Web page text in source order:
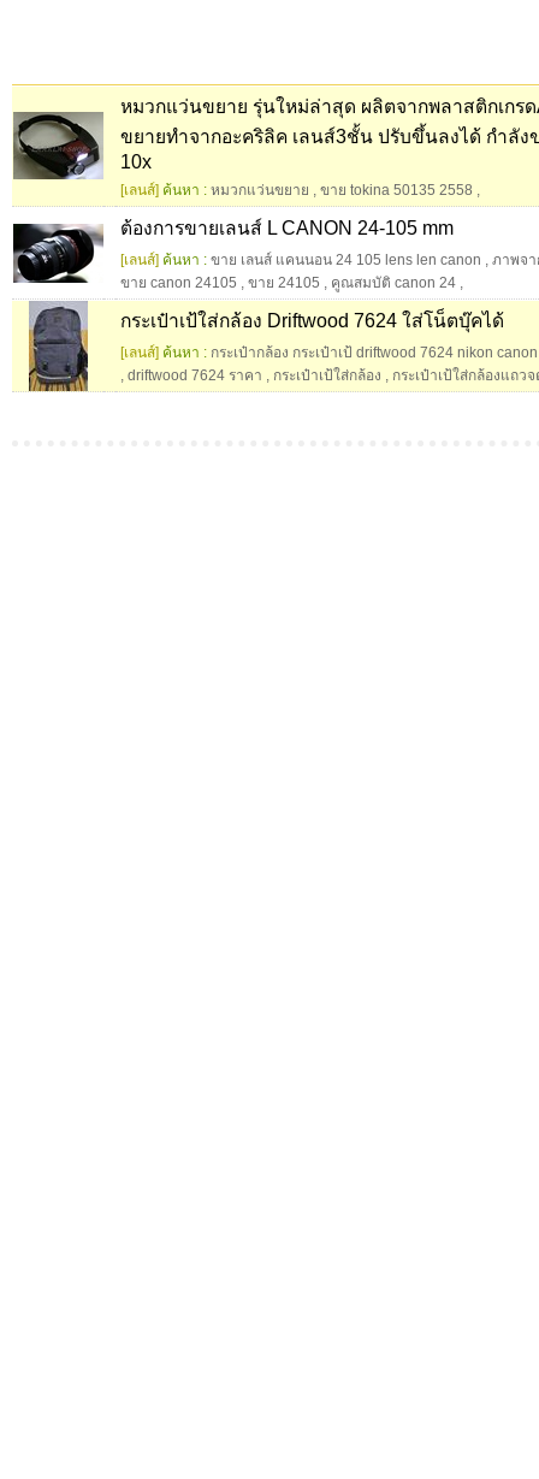
หมวกแว่นขยาย รุ่นใหม่ล่าสุด ผลิตจากพลาสติกเกร
ขยายทำจากอะคริลิค เลนส์3ชั้น ปรับขึ้นลงได้ กำลัง
10x
[เลนส์] ค้นหา : หมวกแว่นขยาย , ขาย tokina 50135 2558 ,
ต้องการขายเลนส์ L CANON 24-105 mm
[เลนส์] ค้นหา : ขาย เลนส์ แคนนอน 24 105 lens len canon , ภาพจา
ขาย canon 24105 , ขาย 24105 , คูณสมบัติ canon 24 ,
กระเป๋าเป้ใส่กล้อง Driftwood 7624 ใส่โน็ตบุ๊คได้
[เลนส์] ค้นหา : กระเป๋ากล้อง กระเป๋าเป้ driftwood 7624 nikon canon
, driftwood 7624 ราคา , กระเป๋าเป้ใส่กล้อง , กระเป๋าเป้ใส่กล้องแถว